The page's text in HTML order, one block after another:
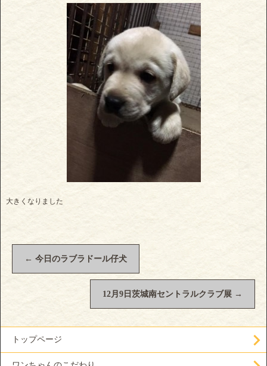
大きくなりました
← 今日のラブラドール仔犬
12月9日茨城南セントラルクラブ展 →
トップページ